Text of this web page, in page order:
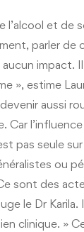
l’alcool et de
parler de
aucun impact.
», estime
aussi
Car
pas seule
ou
sont des
le Dr
clinique. »